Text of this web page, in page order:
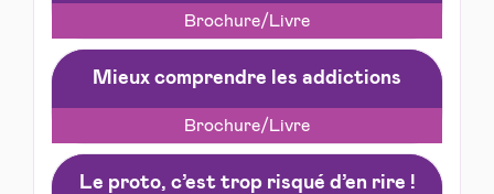
Brochure/Livre
Mieux comprendre les addictions
Brochure/Livre
Le proto, c’est trop risqué d’en rire !